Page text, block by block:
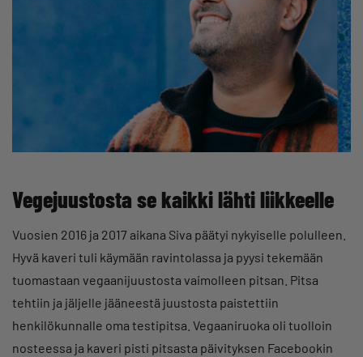
Vegejuustosta se kaikki lähti liikkeelle
Vuosien 2016 ja 2017 aikana Siva päätyi nykyiselle polulleen.
Hyvä kaveri tuli käymään ravintolassa ja pyysi tekemään
tuomastaan vegaanijuustosta vaimolleen pitsan. Pitsa
tehtiin ja jäljelle jääneestä juustosta paistettiin
henkilökunnalle oma testipitsa. Vegaaniruoka oli tuolloin
nosteessa ja kaveri pisti pitsasta päivityksen Facebookin